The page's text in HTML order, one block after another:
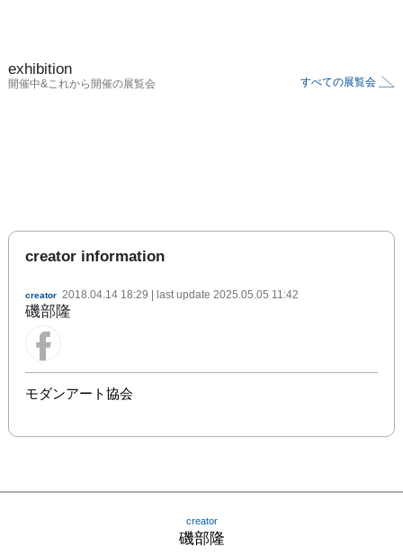
exhibition
開催中&これから開催の展覧会 すべての展覧会
creator information
creator 2018.04.14 18:29 | last update 2025.05.05 11:42
磯部隆
モダンアート協会
creator
磯部隆